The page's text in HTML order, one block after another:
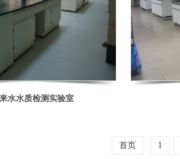
水水质检测实验室
首页 1